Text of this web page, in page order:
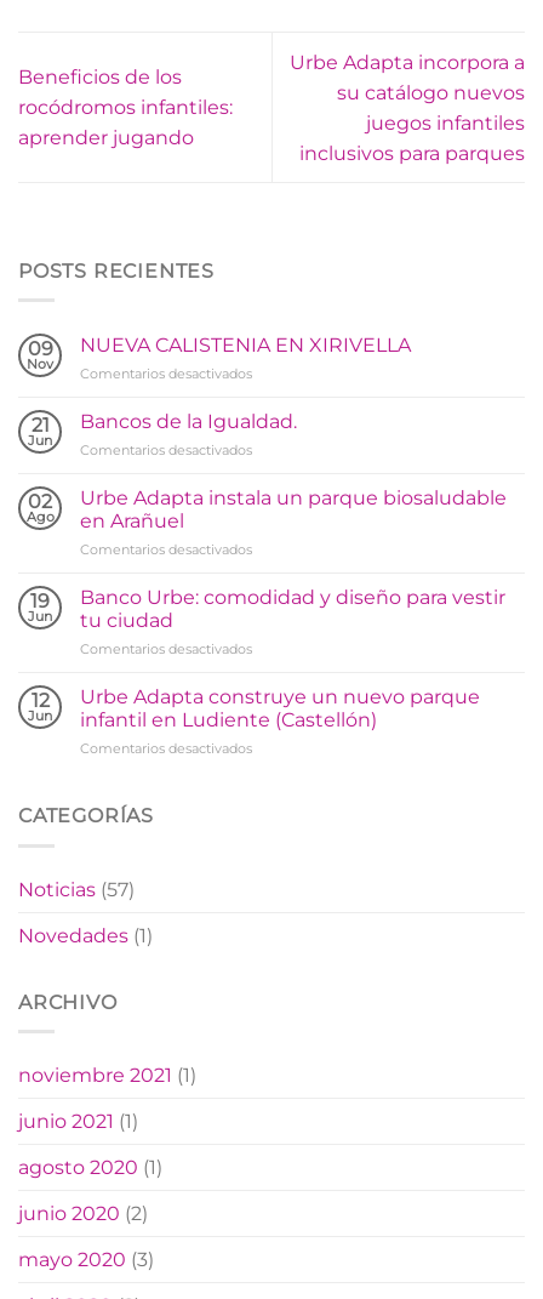
Beneficios de los
rocódromos infantiles:
aprender jugando
Urbe Adapta incorpora a
su catálogo nuevos
juegos infantiles
inclusivos para parques
POSTS RECIENTES
09
Nov
NUEVA CALISTENIA EN XIRIVELLA
Comentarios desactivadosen
CALISTENIA
XIRIVELLA
21
Jun
Bancos de la Igualdad.
Comentarios desactivadosen
de
02
Ago
Urbe Adapta instala un parque biosaludable
en Arañuel
Comentarios desactivadosen
Adapta
parque
en
Arañuel
19
Jun
Banco Urbe: comodidad y diseño para vestir
tu ciudad
Comentarios desactivadosen
Urbe:
comodidad
y
diseño
12
Jun
Urbe Adapta construye un nuevo parque
infantil en Ludiente (Castellón)
Comentarios desactivadosen
CATEGORÍAS
Noticias (57)
Novedades (1)
ARCHIVO
noviembre 2021 (1)
junio 2021 (1)
agosto 2020 (1)
junio 2020 (2)
mayo 2020 (3)